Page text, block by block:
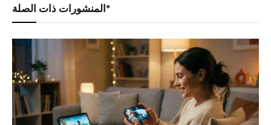
المنشورات ذات الصلة*